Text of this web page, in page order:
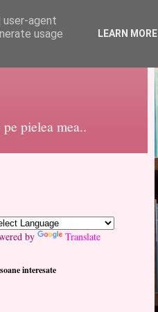
pielea mea..
by Translate
interesate
user-agent
usage
LEARN MORE